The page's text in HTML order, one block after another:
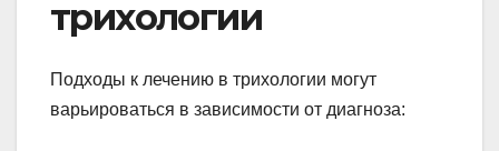
трихологии
Подходы к лечению в трихологии могут
варьироваться в зависимости от диагноза: